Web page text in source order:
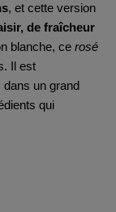
, et cette version
de fraîcheur
blanche, ce rosé
Il est
un grand
qui